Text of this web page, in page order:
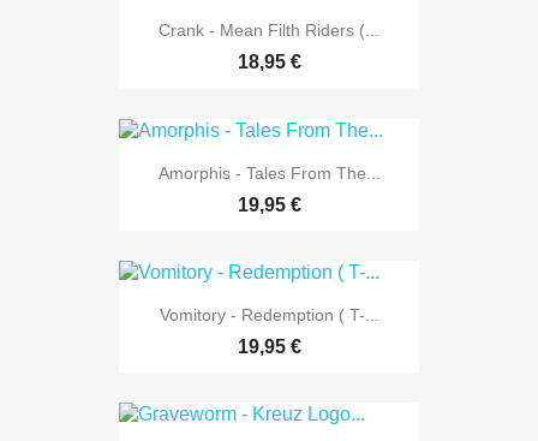
Crank - Mean Filth Riders (...
18,95 €
Amorphis - Tales From The...
19,95 €
Vomitory - Redemption ( T-...
19,95 €